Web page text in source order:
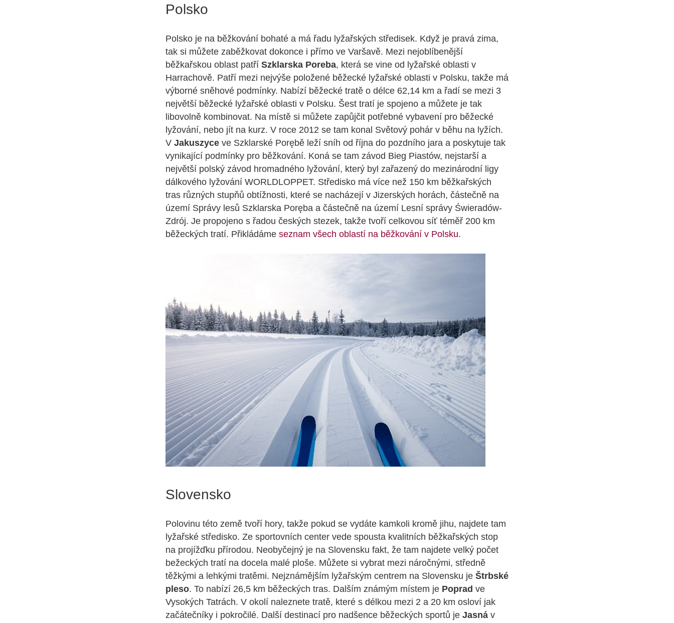
Polsko
Polsko je na běžkování bohaté a má řadu lyžařských středisek. Když je pravá zima,
tak si můžete zaběžkovat dokonce i přímo ve Varšavě. Mezi nejoblíbenější
běžkařskou oblast patří Szklarska Poreba, která se vine od lyžařské oblasti v
Harrachově. Patří mezi nejvýše položené běžecké lyžařské oblasti v Polsku, takže má
výborné sněhové podmínky. Nabízí běžecké tratě o délce 62,14 km a řadí se mezi 3
největší běžecké lyžařské oblasti v Polsku. Šest tratí je spojeno a můžete je tak
libovolně kombinovat. Na místě si můžete zapůjčit potřebné vybavení pro běžecké
lyžování, nebo jít na kurz. V roce 2012 se tam konal Světový pohár v běhu na lyžích.
V Jakuszyce ve Szklarské Porębě leží sníh od října do pozdního jara a poskytuje tak
vynikající podmínky pro běžkování. Koná se tam závod Bieg Piastów, nejstarší a
největší polský závod hromadného lyžování, který byl zařazený do mezinárodní ligy
dálkového lyžování WORLDLOPPET. Středisko má více než 150 km běžkařských
tras různých stupňů obtížnosti, které se nacházejí v Jizerských horách, částečně na
území Správy lesů Szklarska Poręba a částečně na území Lesní správy Świeradów-
Zdrój. Je propojeno s řadou českých stezek, takže tvoří celkovou síť téměř 200 km
běžeckých tratí. Přikládáme seznam všech oblastí na běžkování v Polsku.
Slovensko
Polovinu této země tvoří hory, takže pokud se vydáte kamkoli kromě jihu, najdete tam
lyžařské středisko. Ze sportovních center vede spousta kvalitních běžkařských stop
na projížďku přírodou. Neobyčejný je na Slovensku fakt, že tam najdete velký počet
bežeckých tratí na docela malé ploše. Můžete si vybrat mezi náročnými, středně
těžkými a lehkými tratěmi. Nejznámějším lyžařským centrem na Slovensku je Štrbské
pleso. To nabízí 26,5 km běžeckých tras. Dalším známým místem je Poprad ve
Vysokých Tatrách. V okolí naleznete tratě, které s délkou mezi 2 a 20 km osloví jak
začátečníky i pokročilé. Další destinací pro nadšence běžeckých sportů je Jasná v